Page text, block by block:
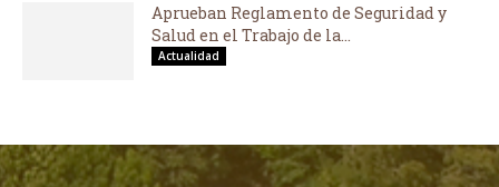
Aprueban Reglamento de Seguridad y
Salud en el Trabajo de la...
Actualidad